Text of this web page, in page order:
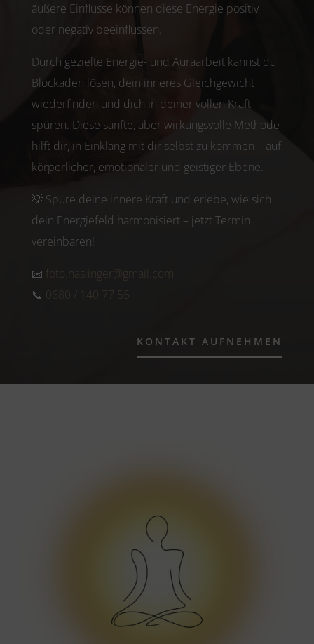
äußere Einflüsse können diese Energie positiv
oder negativ beeinflussen.
Durch gezielte Energie- und Auraarbeit kannst du
Blockaden lösen, dein inneres Gleichgewicht
wiederfinden und dich in deiner vollen Kraft
spüren. Diese sanfte, aber wirkungsvolle Methode
hilft dir, in Einklang mit dir selbst zu kommen – auf
körperlicher, emotionaler und geistiger Ebene.
💡 Spüre deine innere Kraft und erlebe, wie sich
dein Energiefeld harmonisiert – jetzt Termin
vereinbaren!
📧 foto.haslinger@gmail.com
📞 0680 / 140 77 55
KONTAKT AUFNEHMEN